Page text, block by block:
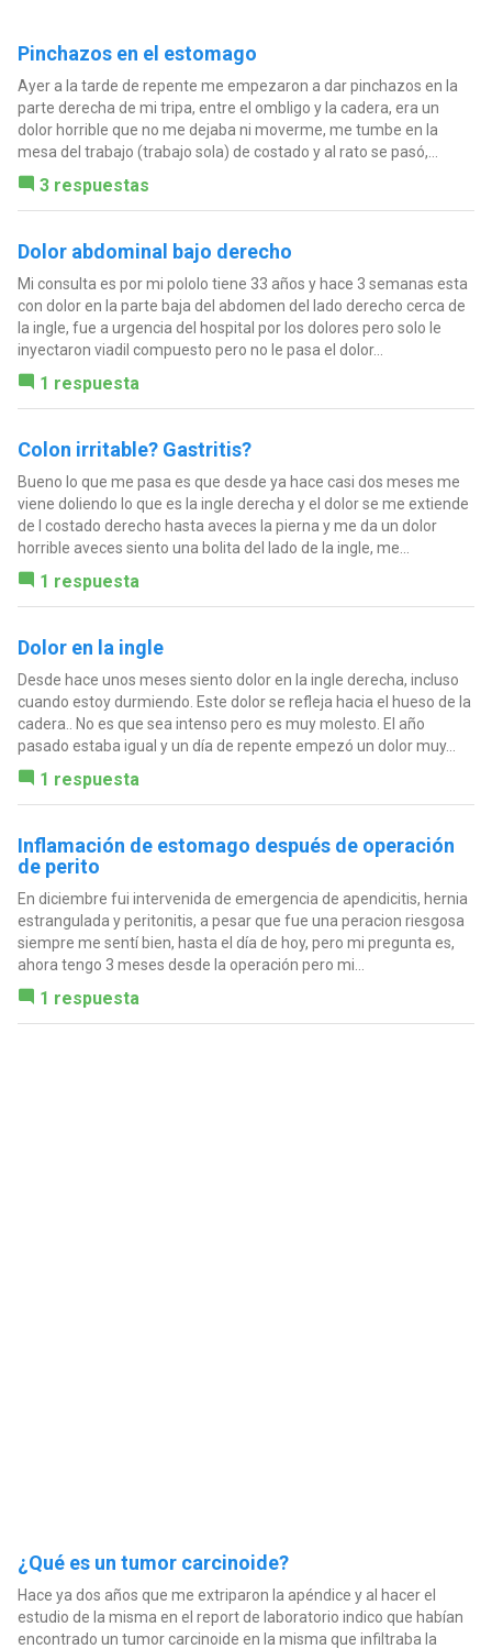
Pinchazos en el estomago
Ayer a la tarde de repente me empezaron a dar pinchazos en la
parte derecha de mi tripa, entre el ombligo y la cadera, era un
dolor horrible que no me dejaba ni moverme, me tumbe en la
mesa del trabajo (trabajo sola) de costado y al rato se pasó,...
3 respuestas
Dolor abdominal bajo derecho
Mi consulta es por mi pololo tiene 33 años y hace 3 semanas esta
con dolor en la parte baja del abdomen del lado derecho cerca de
la ingle, fue a urgencia del hospital por los dolores pero solo le
inyectaron viadil compuesto pero no le pasa el dolor...
1 respuesta
Colon irritable? Gastritis?
Bueno lo que me pasa es que desde ya hace casi dos meses me
viene doliendo lo que es la ingle derecha y el dolor se me extiende
de l costado derecho hasta aveces la pierna y me da un dolor
horrible aveces siento una bolita del lado de la ingle, me...
1 respuesta
Dolor en la ingle
Desde hace unos meses siento dolor en la ingle derecha, incluso
cuando estoy durmiendo. Este dolor se refleja hacia el hueso de la
cadera.. No es que sea intenso pero es muy molesto. El año
pasado estaba igual y un día de repente empezó un dolor muy...
1 respuesta
Inflamación de estomago después de operación
de perito
En diciembre fui intervenida de emergencia de apendicitis, hernia
estrangulada y peritonitis, a pesar que fue una peracion riesgosa
siempre me sentí bien, hasta el día de hoy, pero mi pregunta es,
ahora tengo 3 meses desde la operación pero mi...
1 respuesta
¿Qué es un tumor carcinoide?
Hace ya dos años que me extriparon la apéndice y al hacer el
estudio de la misma en el report de laboratorio indico que habían
encontrado un tumor carcinoide en la misma que infiltraba la